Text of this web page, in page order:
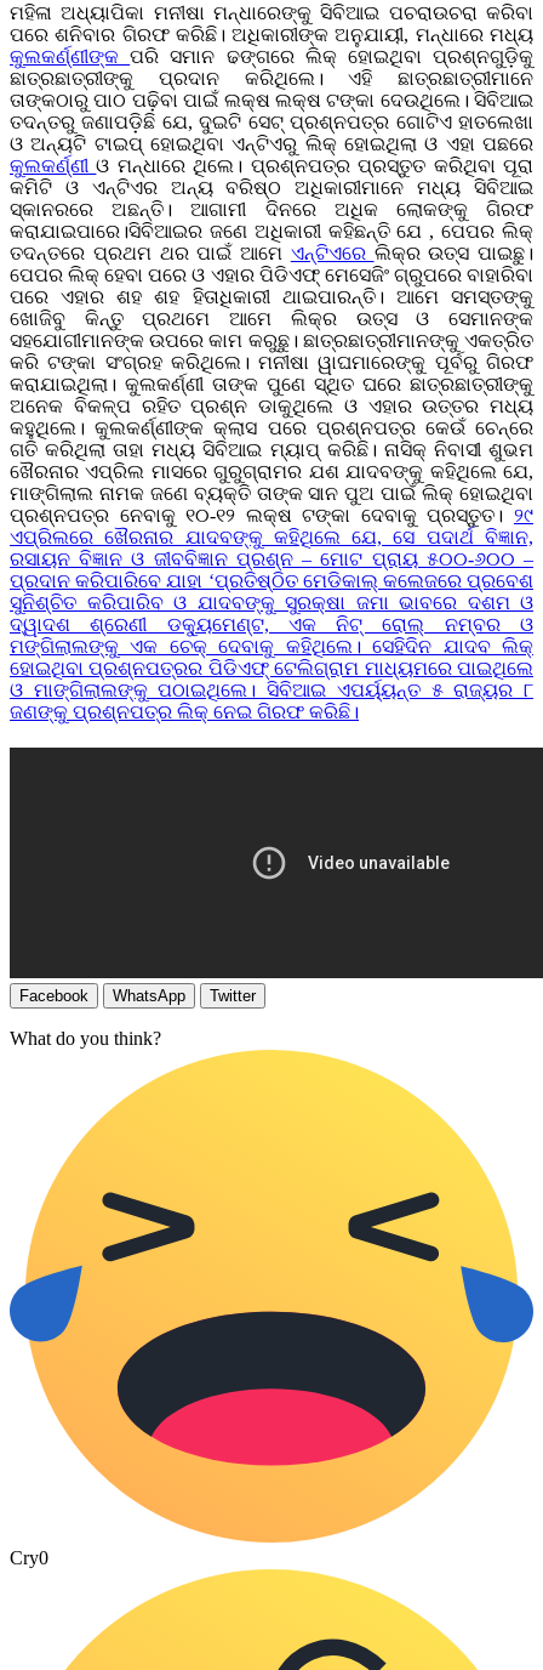
ମହିଳା ଅଧ୍ୟାପିକା ମନୀଷା ମନ୍ଧାରେଙ୍କୁ ସିବିଆଇ ପଚରାଉଚରା କରିବା
ପରେ ଶନିବାର ଗିରଫ କରିଛି। ଅଧିକାରୀଙ୍କ ଅନୁଯାୟୀ, ମନ୍ଧାରେ ମଧ୍ୟ
କୁଲକର୍ଣ୍ଣୀଙ୍କପରି ସମାନ ଢଙ୍ଗରେ ଲିକ୍ ହୋଇଥିବା ପ୍ରଶ୍ନଗୁଡ଼ିକୁ
ଛାତ୍ରଛାତ୍ରୀଙ୍କୁ ପ୍ରଦାନ କରିଥିଲେ। ଏହି ଛାତ୍ରଛାତ୍ରୀମାନେ
ତାଙ୍କଠାରୁ ପାଠ ପଢ଼ିବା ପାଇଁ ଲକ୍ଷ ଲକ୍ଷ ଟଙ୍କା ଦେଉଥିଲେ। ସିବିଆଇ
ତଦନ୍ତରୁ ଜଣାପଡ଼ିଛି ଯେ, ଦୁଇଟି ସେଟ୍‌ ପ୍ରଶ୍ନପତ୍ର ଗୋଟିଏ ହାତଲେଖା
ଓ ଅନ୍ୟଟି ଟାଇପ୍‌ ହୋଇଥିବା ଏନ୍‌ଟିଏରୁ ଲିକ୍‌ ହୋଇଥିଲା ଓ ଏହା ପଛରେ
କୁଲକର୍ଣ୍ଣୀଓ ମନ୍ଧାରେ ଥିଲେ। ପ୍ରଶ୍ନପତ୍ର ପ୍ରସ୍ତୁତ କରିଥିବା ପୂରା
କମିଟି ଓ ଏନ୍‌ଟିଏର ଅନ୍ୟ ବରି‌ଷ୍ଠ ଅଧିକାରୀମାନେ ମଧ୍ୟ ସିବିଆଇ
ସ୍କାନରରେ ଅଛନ୍ତି। ଆଗାମୀ ଦିନରେ ଅଧିକ ଲୋକଙ୍କୁ ଗିରଫ
କରାଯାଇପାରେ।ସିବିଆଇର ଜଣେ ଅଧିକାରୀ କହିଛନ୍ତି ଯେ , ପେପର ଲିକ୍
ତଦନ୍ତରେ ପ୍ରଥମ ଥର ପାଇଁ ଆମେ ଏନ୍‌ଟିଏରେ ଲିକ୍‌ର ଉତ୍ସ ପାଇଛୁ।
ପେପର ଲିକ୍ ହେବା ପରେ ଓ ଏହାର ପିଡିଏଫ୍‌ ମେସେଜିଂ ଗ୍ରୁପରେ ବାହାରିବା
ପରେ ଏହାର ଶହ ଶହ ହିତାଧିକାରୀ ଥାଇପାରନ୍ତି। ଆମେ ସମସ୍ତଙ୍କୁ
ଖୋଜିବୁ କିନ୍ତୁ ପ୍ରଥମେ ଆମେ ଲିକ୍‌ର ଉତ୍ସ ଓ ସେମାନଙ୍କ
ସହଯୋଗୀମାନଙ୍କ ଉପରେ କାମ କରୁଛୁ। ଛାତ୍ରଛାତ୍ରୀମାନଙ୍କୁ ଏକତ୍ରିତ
କରି ଟଙ୍କା ସଂଗ୍ରହ କରିଥିଲେ। ମନୀଷା ୱାଘମାରେଙ୍କୁ ପୂର୍ବରୁ ଗିରଫ
କରାଯାଇଥିଲା। କୁଲକର୍ଣ୍ଣୀ ତାଙ୍କ ପୁଣେ ସ୍ଥିତ ଘରେ ଛାତ୍ରଛାତ୍ରୀଙ୍କୁ
ଅନେକ ବିକଳ୍ପ ରହିତ ପ୍ରଶ୍ନ ଡାକୁଥିଲେ ଓ ଏହାର ଉତ୍ତର ମଧ୍ୟ
କହୁଥିଲେ। କୁଲକର୍ଣ୍ଣୀଙ୍କ କ୍ଲାସ ପରେ ପ୍ରଶ୍ନପତ୍ର କେଉଁ ଚେନ୍‌ରେ
ଗତି କରିଥିଲା ​​ତାହା ମଧ୍ୟ ସିବିଆଇ ମ୍ୟାପ୍ କରିଛି। ନାସିକ୍‌ ନିବାସୀ ଶୁଭମ
ଖୈରନାର ଏପ୍ରିଲ ମାସରେ ଗୁରୁଗ୍ରାମର ଯଶ ଯାଦବଙ୍କୁ କହିଥିଲେ ଯେ,
ମାଙ୍ଗିଲାଲ ନାମକ ଜଣେ ବ୍ୟକ୍ତି ତାଙ୍କ ସାନ ପୁଅ ପାଇଁ ଲିକ୍ ହୋଇଥିବା
ପ୍ରଶ୍ନପତ୍ର ନେବାକୁ ୧୦-୧୨ ଲକ୍ଷ ଟଙ୍କା ଦେବାକୁ ପ୍ରସ୍ତୁତ। ୨୯
ଏପ୍ରିଲରେ ଖୈରନାର ଯାଦବଙ୍କୁ କହିଥିଲେ ଯେ, ସେ ପଦାର୍ଥ ବିଜ୍ଞାନ,
ରସାୟନ ବିଜ୍ଞାନ ଓ ଜୀବବିଜ୍ଞାନ ପ୍ରଶ୍ନ – ମୋଟ ପ୍ରାୟ ୫୦୦-୬୦୦ –
ପ୍ରଦାନ କରିପାରିବେ ଯାହା ‘ପ୍ରତିଷ୍ଠିତ ମେଡିକାଲ୍ କଲେଜରେ ପ୍ରବେଶ
ସୁନିଶ୍ଚିତ କରିପାରିବ ଓ ଯାଦବଙ୍କୁ ସୁରକ୍ଷା ଜମା ଭାବରେ ଦଶମ ଓ
ଦ୍ୱାଦଶ ଶ୍ରେଣୀ ଡକ୍ୟୁମେଣ୍ଟ, ଏକ ନିଟ୍‌ ରୋଲ୍ ନମ୍ବର ଓ
ମଙ୍ଗିଲାଲଙ୍କୁ ଏକ ଚେକ୍ ଦେବାକୁ କହିଥିଲେ। ସେହିଦିନ ଯାଦବ ଲିକ୍‌
ହୋଇଥିବା ପ୍ରଶ୍ନପତ୍ରର ପିଡିଏଫ୍‌ ଟେଲିଗ୍ରାମ ମାଧ୍ୟମରେ ପାଇଥିଲେ
ଓ ମାଙ୍ଗିଲାଲଙ୍କୁ ପଠାଇଥିଲେ। ସିବିଆଇ ଏପର୍ୟ୍ୟନ୍ତ ୫ ରାଜ୍ୟର ୮
ଜଣଙ୍କୁ ପ୍ରଶ୍ନପତ୍ର ଲିକ୍‌ ନେଇ ଗିରଫ କରିଛି।
Facebook WhatsApp Twitter
What do you think?
Cry0